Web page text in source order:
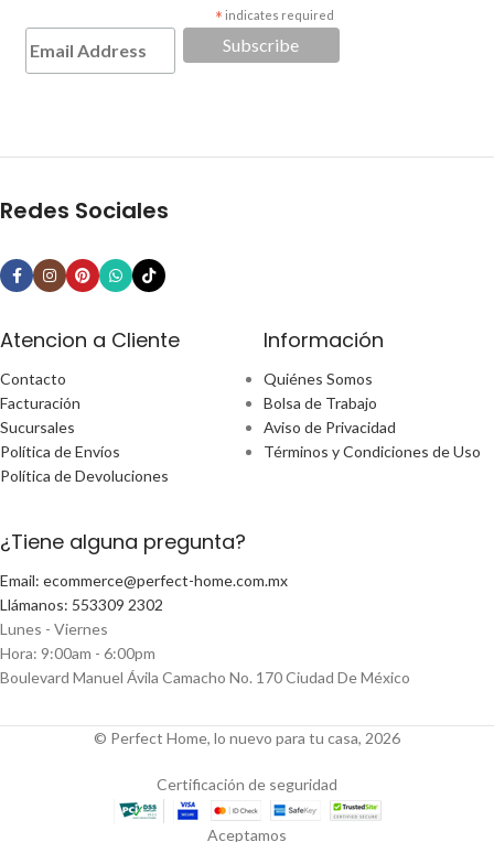
* indicates required
Redes Sociales
Atencion a Cliente
Contacto
Facturación
Sucursales
Política de Envíos
Política de Devoluciones
Información
Quiénes Somos
Bolsa de Trabajo
Aviso de Privacidad
Términos y Condiciones de Uso
¿Tiene alguna pregunta?
Email: ecommerce@perfect-home.com.mx
Llámanos: 553309 2302
Lunes - Viernes
Hora: 9:00am - 6:00pm
Boulevard Manuel Ávila Camacho No. 170 Ciudad De México
© Perfect Home, lo nuevo para tu casa, 2026
Certificación de seguridad
Aceptamos